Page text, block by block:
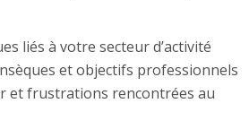
liés à votre secteur d’activité
et objectifs professionnels
et frustrations rencontrées au